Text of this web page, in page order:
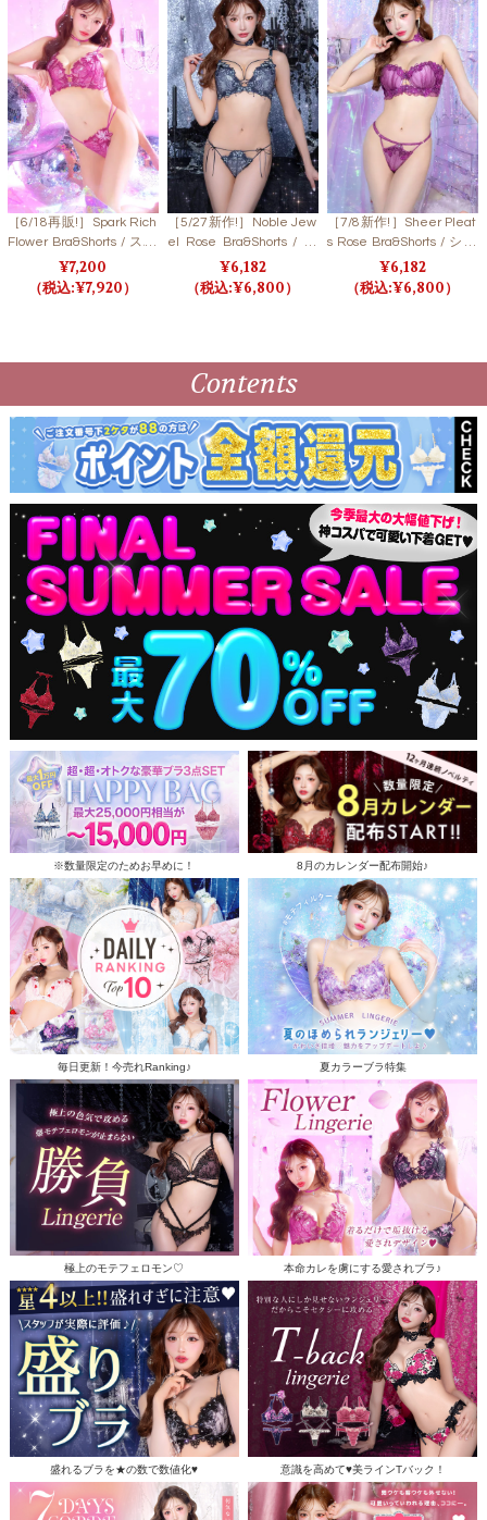
［6/18再販!］Spark Rich
Flower Bra&Shorts / スパ
ークリッチフラワーブラ
＆ショーツ
7,200
7,920
［5/27新作!］Noble Jew
el Rose Bra&Shorts / ノ
ーブルジュエルローズブ
ラ＆ショーツ
6,182
6,800
［7/8新作!］Sheer Pleat
s Rose Bra&Shorts / シア
ープリーツローズブラ＆
ショーツ
6,182
6,800
Contents
※数量限定のためお早めに！ 8月のカレンダー配布開始♪
毎日更新！今売れRanking♪ 夏カラーブラ特集
極上のモテフェロモン♡ 本命カレを虜にする愛されブラ♪
盛れるブラを★の数で数値化♥ 意識を高めて♥美ラインTバック！